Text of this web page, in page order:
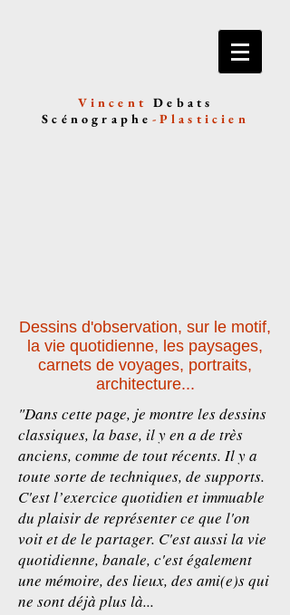
VincentDebats
Scénographe - Plasticien
Dessins d'observation, sur le motif,
la vie quotidienne, les paysages,
carnets de voyages, portraits,
architecture...
"Dans cette page, je montre les dessins
classiques, la base, il y en a de très
anciens, comme de tout récents. Il y a
toute sorte de techniques, de supports.
C'est l’exercice quotidien et immuable
du plaisir de représenter ce que l'on
voit et de le partager. C'est aussi la vie
quotidienne, banale, c'est également
une mémoire, des lieux, des ami(e)s qui
ne sont déjà plus là...